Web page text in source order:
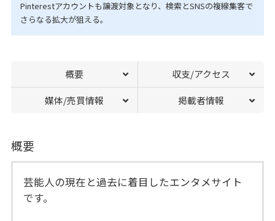
Pinterestアカウントも譲渡対象となり、検索とSNSの複線集客で
さらなる拡大が狙える。
概要 収支/アクセス
媒体/売買情報 掲載者情報
概要
芸能人の現在と過去に着目したエンタメサイト
です。